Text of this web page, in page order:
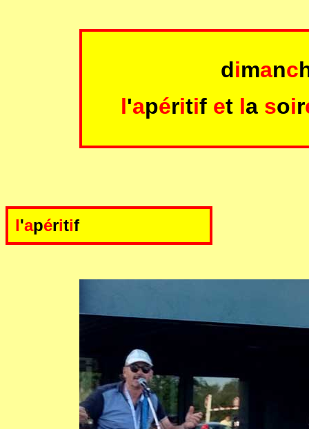
dimanc
l'apéritif et la soir
l'apéritif